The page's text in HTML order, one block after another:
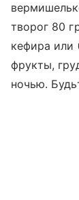
творог 80
кефира
фрукты,
ночью.